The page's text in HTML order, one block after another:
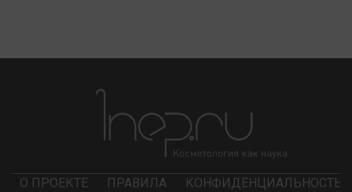
О ПРОЕКТЕ ПРАВИЛА КОНФИДЕНЦИАЛЬНОСТЬ